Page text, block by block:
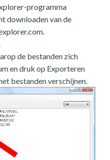
programma
downloaden van de
de bestanden zich
en druk op Exporteren
bestanden verschijnen.